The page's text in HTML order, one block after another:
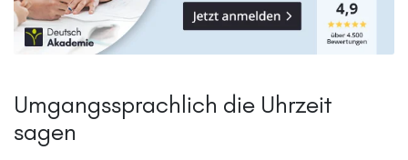
Umgangssprachlich die Uhrzeit
sagen